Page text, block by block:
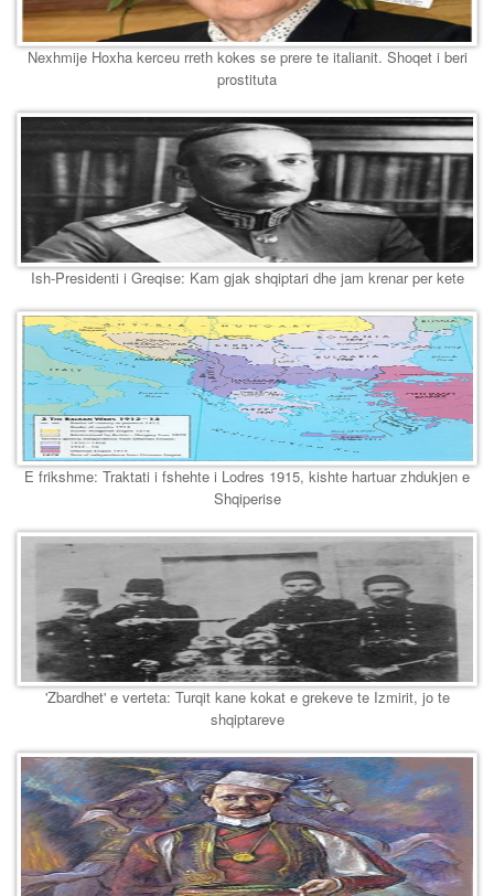
Nexhmije Hoxha kerceu rreth kokes se prere te italianit. Shoqet i beri
prostituta
Ish-Presidenti i Greqise: Kam gjak shqiptari dhe jam krenar per kete
E frikshme: Traktati i fshehte i Lodres 1915, kishte hartuar zhdukjen e
Shqiperise
'Zbardhet' e verteta: Turqit kane kokat e grekeve te Izmirit, jo te
shqiptareve